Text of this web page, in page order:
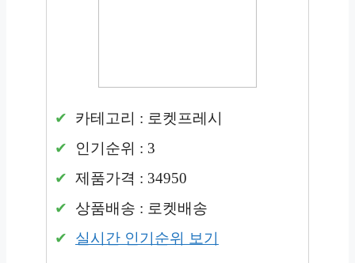
카테고리 : 로켓프레시
인기순위 : 3
제품가격 : 34950
상품배송 : 로켓배송
실시간 인기순위 보기